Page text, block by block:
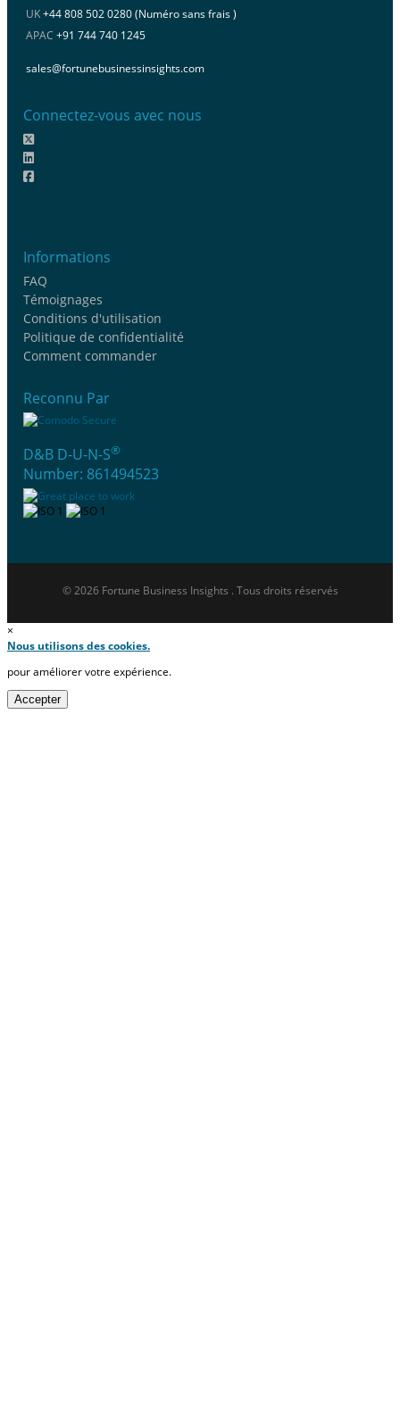
UK+44 808 502 0280 (Numéro sans frais )
APAC +91 744 740 1245
sales@fortunebusinessinsights.com
Connectez-vous avec nous
Informations
FAQ
Témoignages
Conditions d'utilisation
Politique de confidentialité
Comment commander
Reconnu Par
D&B D-U-N-S®
Number: 861494523
© 2026 Fortune Business Insights . Tous droits réservés
×
Nous utilisons des cookies.
pour améliorer votre expérience.
Accepter